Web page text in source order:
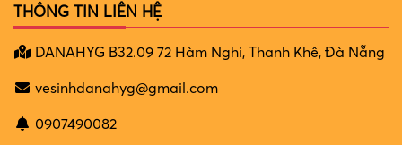
THÔNG TIN LIÊN HỆ
DANAHYG B32.09 72 Hàm Nghi, Thanh Khê, Đà Nẵng
vesinhdanahyg@gmail.com
0907490082